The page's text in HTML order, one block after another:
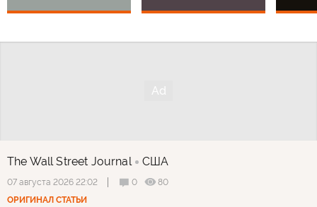
The Wall Street Journal США
07 августа 2026 22:02 0
80
ОРИГИНАЛ СТАТЬИ